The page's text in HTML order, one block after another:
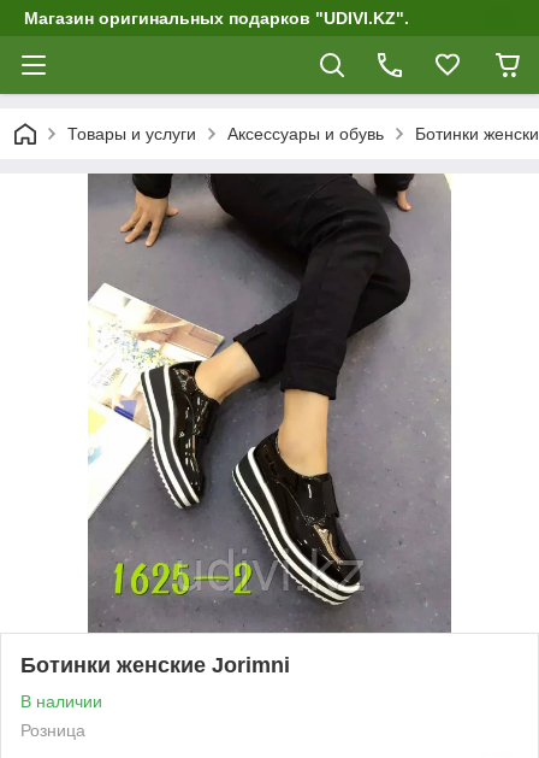
Магазин оригинальных подарков "UDIVI.KZ".
Товары и услуги Аксессуары и обувь Ботинки
Ботинки женские Jorimni
В наличии
Розница